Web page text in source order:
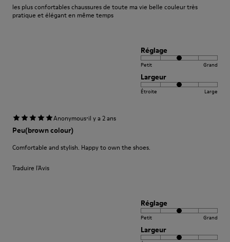
les plus confortables chaussures de toute ma vie belle couleur très
pratique et élégant en même temps
Réglage
Petit Grand
Largeur
Étroite Large
Anonymous·il y a 2 ans
Peu(brown colour)
Comfortable and stylish. Happy to own the shoes.
Traduire l'Avis
Réglage
Petit Grand
Largeur